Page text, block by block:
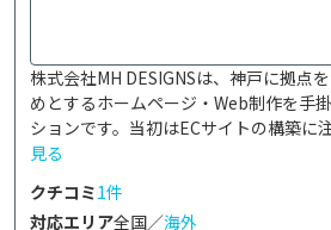
株式会社MH DESIGNSは、神戸に拠点
めとするホームページ・Web制作を手
ションです。当初はECサイトの構築に
見る
クチコミ1件
対応エリア全国／海外